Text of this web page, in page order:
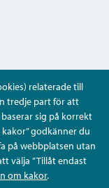
relaterade till
tredje part för att
sig på korrekt
godkänner du
på webbplatsen utan
välja ”Tillåt endast
om kakor.